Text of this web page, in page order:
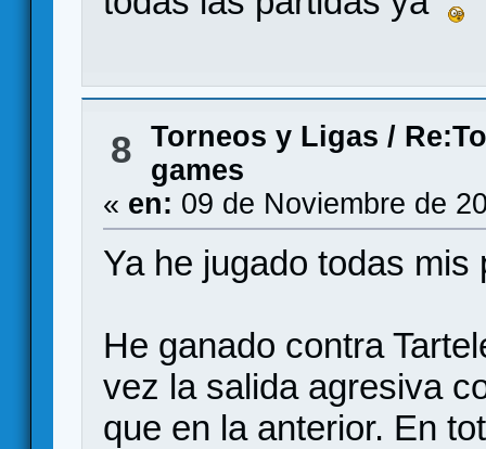
8 Torneos y Ligas /
games
« en: 09 de Noviembre de
Ya he jugado todas mis
He ganado contra
vez la salida agresiva
que en la anterior. En